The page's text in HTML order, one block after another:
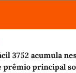
3752 acumula
prêmio principal